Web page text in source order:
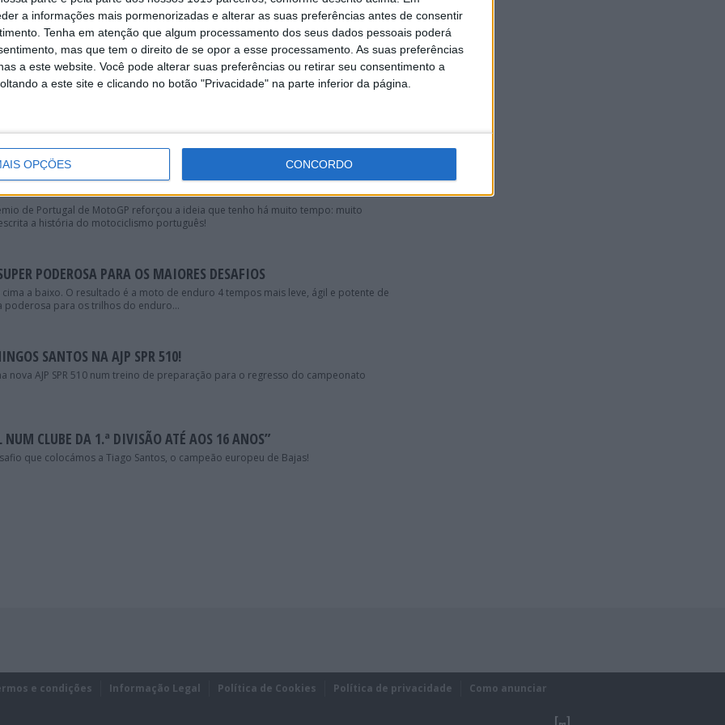
a informações mais pormenorizadas e alterar as suas preferências antes de consentir
Tenha em atenção que algum processamento dos seus dados pessoais poderá
mas que tem o direito de se opor a esse processamento. As suas preferências
a este website. Você pode alterar suas preferências ou retirar seu consentimento a
a este site e clicando no botão "Privacidade" na parte inferior da página.
OPÇÕES CONCORDO
PARA CRIAR A FMF VISION
pela inovação. Em 1973, Don Emler criou a FMF com o desejo de ir cada vez
potência e velocidade. Agora,...
O MUNDIAL DE BAJAS EM 2021!
para angariar fundos para competir na Taça do Mundo de Bajas.
de Portugal de MotoGP reforçou a ideia que tenho há muito tempo: muito
a história do motociclismo português!
PODEROSA PARA OS MAIORES DESAFIOS
cima a baixo. O resultado é a moto de enduro 4 tempos mais leve, ágil e potente de
poderosa para os trilhos do enduro...
SANTOS NA AJP SPR 510!
nova AJP SPR 510 num treino de preparação para o regresso do campeonato
CLUBE DA 1.ª DIVISÃO ATÉ AOS 16 ANOS”
que colocámos a Tiago Santos, o campeão europeu de Bajas!
e condições Informação Legal Política de Cookies Política de privacidade Como anunciar